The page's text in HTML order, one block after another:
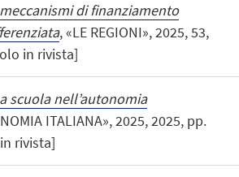
di finanziamento
, «LE REGIONI», 2025, 53,
in rivista]
scuola nell’autonomia
ITALIANA», 2025, 2025, pp.
rivista]